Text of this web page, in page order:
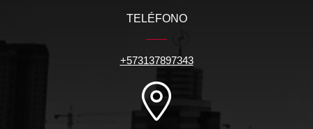
TELÉFONO
+573137897343